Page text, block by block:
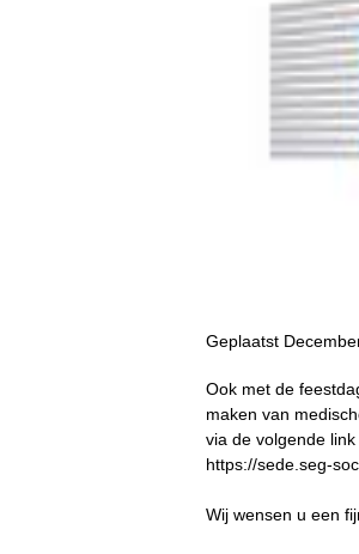
Geplaatst
Ook met de
maken van
via de volgende link
https://sede.seg-
Wij wensen u een